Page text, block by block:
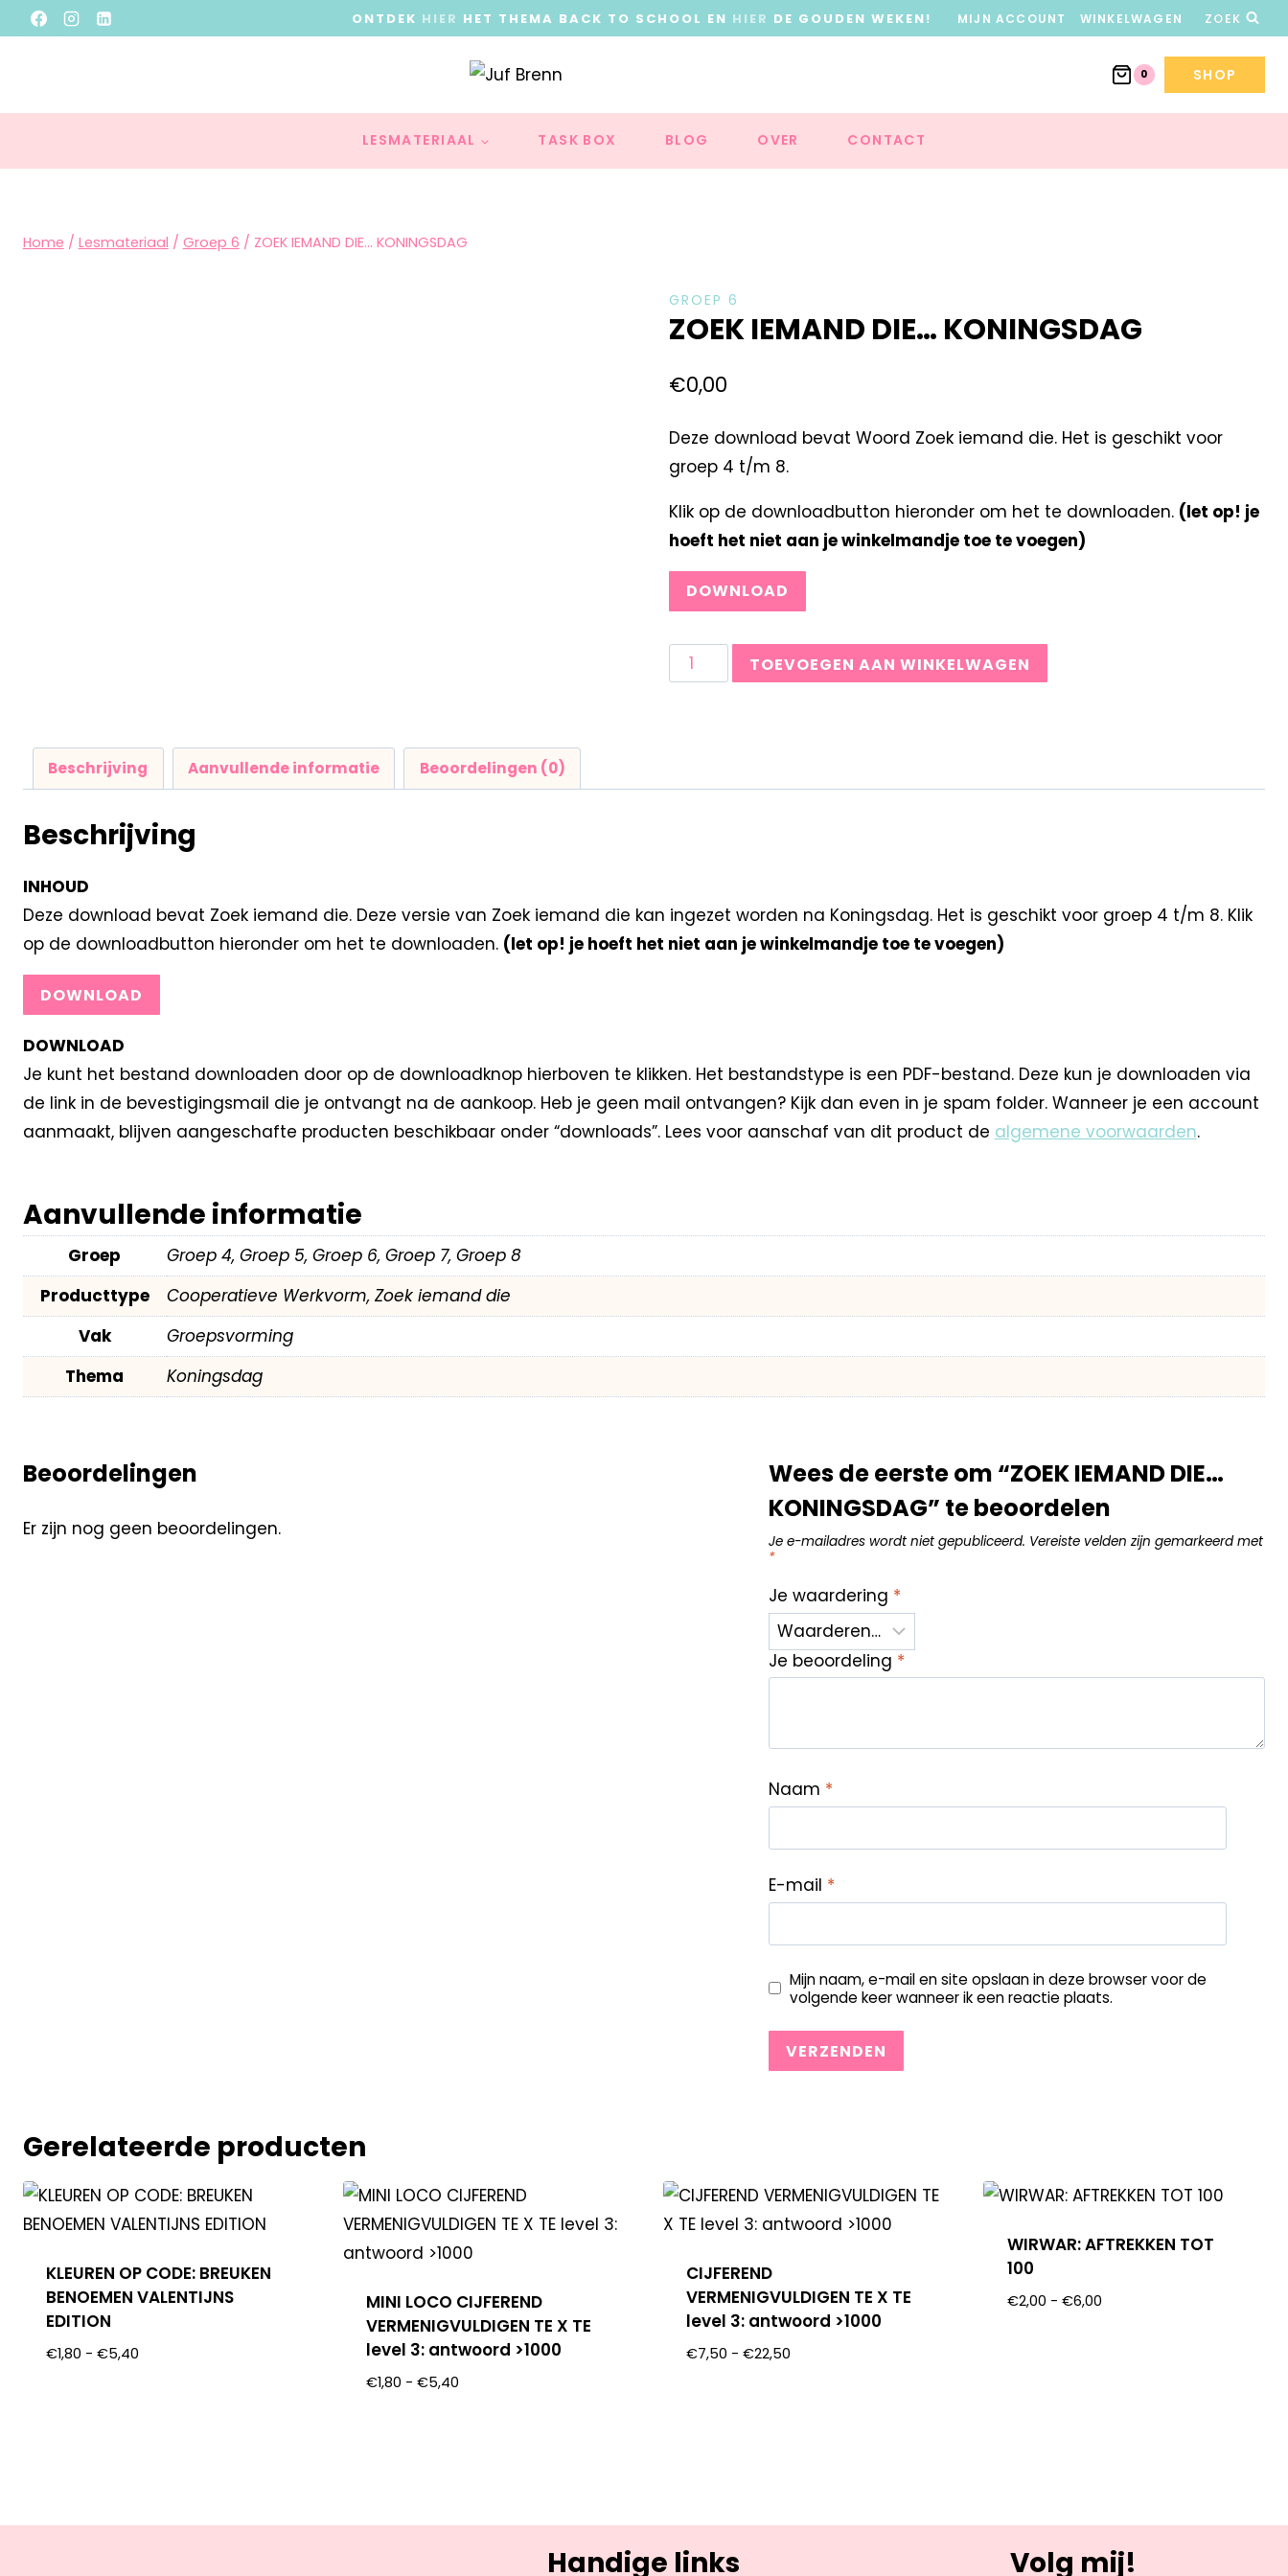
ONTDEK HIER HET THEMA BACK TO SCHOOL EN HIER DE GOUDEN WEKEN! MIJN ACCOUNT WINKELWAGEN ZOEK
0 SHOP
LESMATERIAAL TASK BOX BLOG OVER CONTACT
Home / Lesmateriaal / Groep 6 / ZOEK IEMAND DIE… KONINGSDAG
GROEP 6
ZOEK IEMAND DIE… KONINGSDAG
€0,00
Deze download bevat Woord Zoek iemand die. Het is geschikt voor
groep 4 t/m 8.
Klik op de downloadbutton hieronder om het te downloaden. (let op! je
hoeft het niet aan je winkelmandje toe te voegen)
DOWNLOAD
TOEVOEGEN AAN WINKELWAGEN
Beschrijving Aanvullende informatie Beoordelingen (0)
Beschrijving
INHOUD
Deze download bevat Zoek iemand die. Deze versie van Zoek iemand die kan ingezet worden na Koningsdag. Het is geschikt voor groep 4 t/m 8. Klik
op de downloadbutton hieronder om het te downloaden. (let op! je hoeft het niet aan je winkelmandje toe te voegen)
DOWNLOAD
DOWNLOAD
Je kunt het bestand downloaden door op de downloadknop hierboven te klikken. Het bestandstype is een PDF-bestand. Deze kun je downloaden via
de link in de bevestigingsmail die je ontvangt na de aankoop. Heb je geen mail ontvangen? Kijk dan even in je spam folder. Wanneer je een account
aanmaakt, blijven aangeschafte producten beschikbaar onder “downloads”. Lees voor aanschaf van dit product de algemene voorwaarden.
Aanvullende informatie
Groep
Groep 4, Groep 5, Groep 6, Groep 7, Groep 8
Producttype
Cooperatieve Werkvorm, Zoek iemand die
Vak
Groepsvorming
Thema
Koningsdag
Beoordelingen
Er zijn nog geen beoordelingen.
Wees de eerste om “ZOEK IEMAND DIE…
KONINGSDAG” te beoordelen
Je e-mailadres wordt niet gepubliceerd. Vereiste velden zijn gemarkeerd met
*
Je waardering *
Je beoordeling *
Naam *
E-mail *
Mijn naam, e-mail en site opslaan in deze browser voor de
volgende keer wanneer ik een reactie plaats.
Gerelateerde producten
KLEUREN OP CODE: BREUKEN
BENOEMEN VALENTIJNS
EDITION
€1,80 - €5,40
MINI LOCO CIJFEREND
VERMENIGVULDIGEN TE X TE
level 3: antwoord >1000
€1,80 - €5,40
CIJFEREND
VERMENIGVULDIGEN TE X TE
level 3: antwoord >1000
€7,50 - €22,50
WIRWAR: AFTREKKEN TOT
100
€2,00 - €6,00
Handige links Volg mij!